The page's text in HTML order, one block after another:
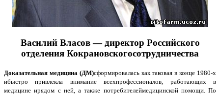
Василий Власов —директор Российского
отделения Кокрановскогосотрудничества
Доказательная медицина (ДМ)сформировалась как таковая в конце 1980-х
ибыстро привлекла внимание всехпрофессионалов, работающих в
медицине ирядом с ней, а также потребителеймедицинской помощи. По